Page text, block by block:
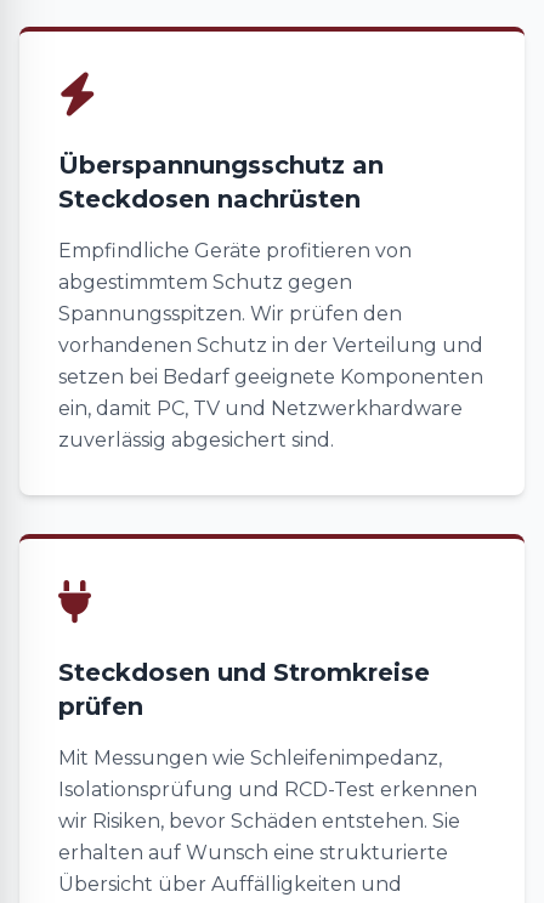
Überspannungsschutz an
Steckdosen nachrüsten
Empfindliche Geräte profitieren von
abgestimmtem Schutz gegen
Spannungsspitzen. Wir prüfen den
vorhandenen Schutz in der Verteilung und
setzen bei Bedarf geeignete Komponenten
ein, damit PC, TV und Netzwerkhardware
zuverlässig abgesichert sind.
Steckdosen und Stromkreise
prüfen
Mit Messungen wie Schleifenimpedanz,
Isolationsprüfung und RCD-Test erkennen
wir Risiken, bevor Schäden entstehen. Sie
erhalten auf Wunsch eine strukturierte
Übersicht über Auffälligkeiten und